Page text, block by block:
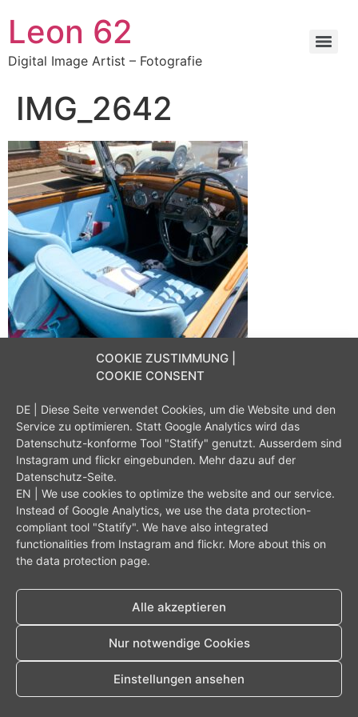
COOKIE ZUSTIMMUNG |
COOKIE CONSENT
DE | Diese Seite verwendet Cookies, um die Website und den
Service zu optimieren. Statt Google Analytics wird das
Datenschutz-konforme Tool "Statify" genutzt. Ausserdem sind
Instagram und flickr eingebunden. Mehr dazu auf der
Datenschutz-Seite.
EN | We use cookies to optimize the website and our service.
Instead of Google Analytics, we use the data protection-
compliant tool "Statify". We have also integrated
functionalities from Instagram and flickr. More about this on
the data protection page.
Alle akzeptieren
Nur notwendige Cookies
Einstellungen ansehen
Inhalt
springen
Leon 62
Digital Image Artist – Fotografie
IMG_2642
Digital Image Artist – Fotografie
Start
Portfolio Datenschutz
Impressum
Kontakt und Impressum
Alle Rechte vorbehalten